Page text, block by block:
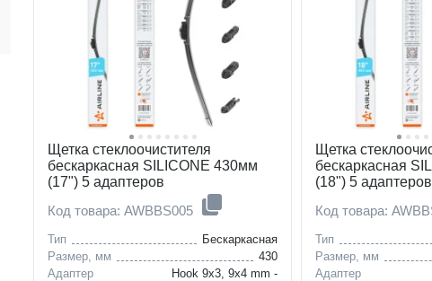
Щетка стеклоочистителя
бескаркасная SILICONE 430мм
(17") 5 адаптеров
Код товара: AWBBS005
Тип
Бескаркасная
Размер, мм
430
Адаптер
Hook 9x3, 9x4 mm -
Щетка
бескаркасная
(18") 5 адаптеров
Код товара:
Тип
Размер, мм
Адаптер